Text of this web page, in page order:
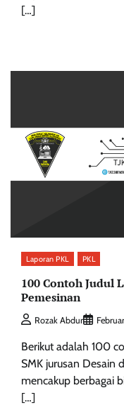
[…]
Laporan PKL PKL
100 Contoh Judul
Pemesinan
Rozak Abdur
Berikut adalah 100
SMK jurusan Desain
mencakup berbagai
[…]